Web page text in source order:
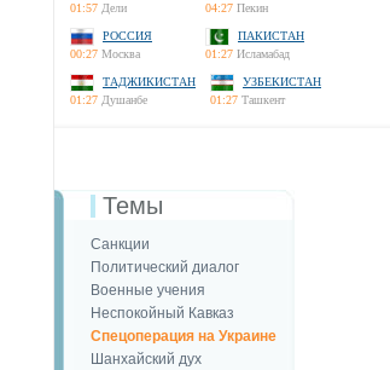
01:57 Дели
04:27 Пекин
РОССИЯ
00:27 Москва
ПАКИСТАН
01:27 Исламабад
ТАДЖИКИСТАН
01:27 Душанбе
УЗБЕКИСТАН
01:27 Ташкент
Темы
Санкции
Политический диалог
Военные учения
Неспокойный Кавказ
Спецоперация на Украине
Шанхайский дух